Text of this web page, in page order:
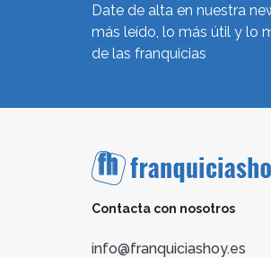
Date de alta en nuestra
más leído, lo más útil y lo
de las franquicias
Contacta con nosotros
info@franquiciashoy.es